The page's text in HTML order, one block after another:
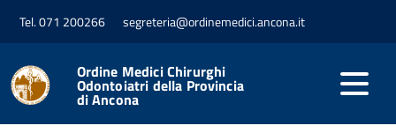
Tel. 071 200266 segreteria@ordinemedici.ancona.it
Ordine Medici Chirurghi
Odontoiatri della Provincia
di Ancona